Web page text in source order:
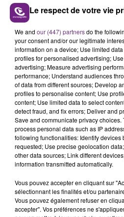
Chaque jour la rédaction
propose un ZOOM sur un
avec les personnalités qui
région.
TITRES DIFFUSÉS
17h37
17h37
Le respect de votre vie
We and our (447) partnersdo the
your consent and/or our legitimate
information on a device; Use limited
profiles for personalised advertising;
advertising; Measure advertising
performance; Understand audiences
of data from different sources; Develop
profiles to personalise content; Use
content; Use limited data to select
detect fraud, and fix errors; Deliver and
Save and communicate privacy
process personal data such as IP
following functionalities: Identify
requested; Use precise geolocation
other data sources; Link different
information transmitted automatically.
Vous pouvez accepter en cliquant sur
sélectionnant les finalités et/ou
Vous pouvez également refuser en
accepter". Vos préférences ne